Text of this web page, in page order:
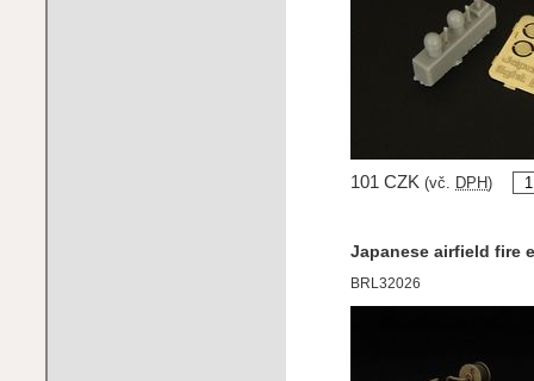
101 CZK (vč. DPH )
Japanese airfield fire
BRL32026